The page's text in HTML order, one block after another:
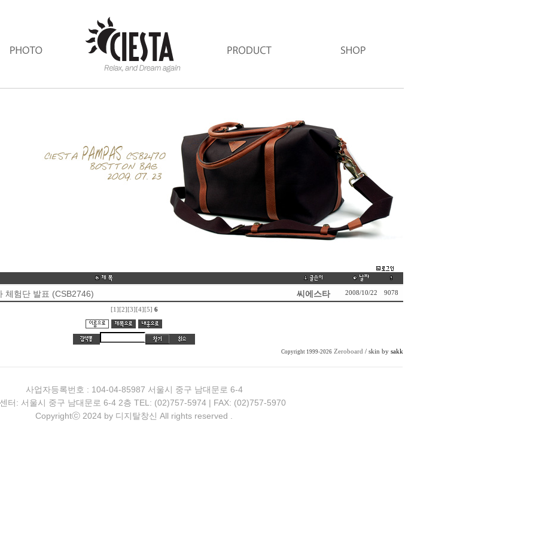
체험단 발표 (CSB2746) 씨에스타 2008/10/22 9078
[1] [2] [3] [4] [5] 6
Copyright 1999-2026 Zeroboard / skin by sakk
사업자등록번호 : 104-04-85987 서울시 중구 남대문로 6-4
터: 서울시 중구 남대문로 6-4 2층 TEL: (02)757-5974 | FAX: (02)757-5970
Copyrightⓒ 2024 by 디지탈창신 All rights reserved .